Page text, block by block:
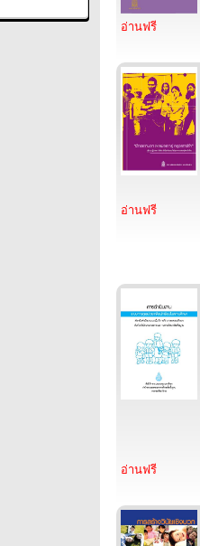
อ่านฟรี
อ่านฟรี
อ่านฟรี